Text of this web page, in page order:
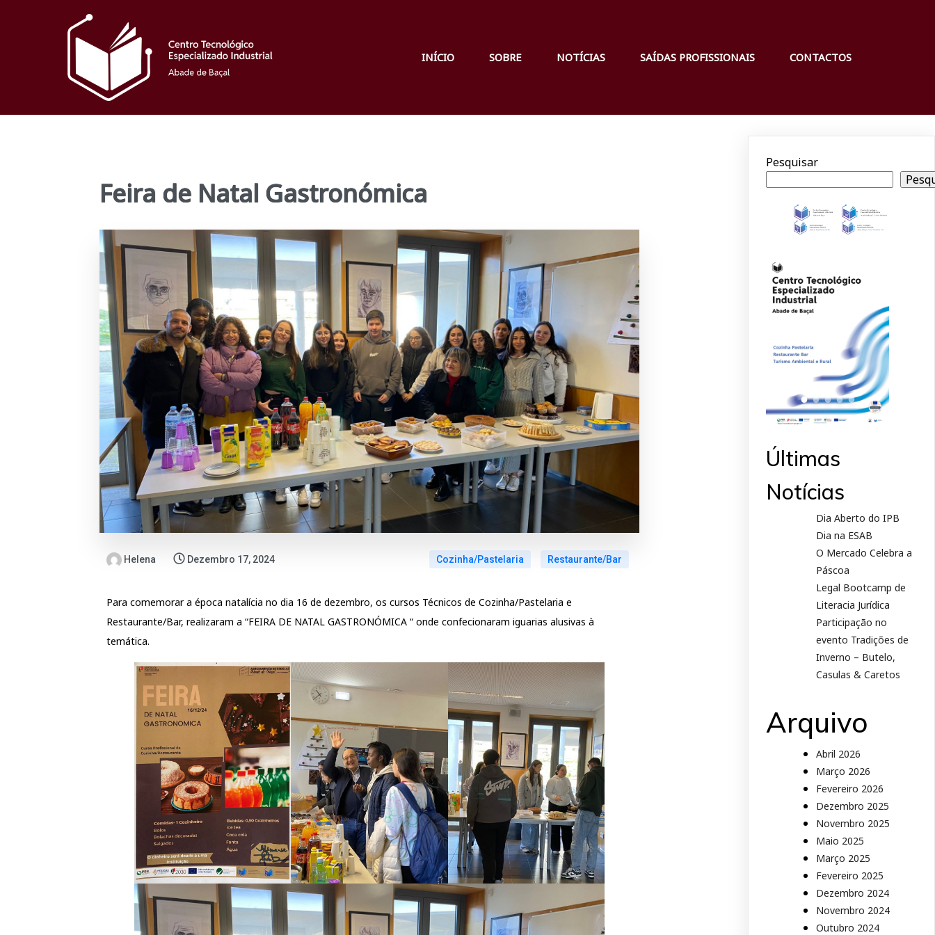
INÍCIO SOBRE NOTÍCIAS SAÍDAS PROFISSIONAIS CONTACTOS
Feira de Natal Gastronómica
Helena Dezembro 17, 2024 Cozinha/Pastelaria Restaurante/Bar
Para comemorar a época natalícia no dia 16 de dezembro, os cursos Técnicos de Cozinha/Pastelaria e
Restaurante/Bar, realizaram a “FEIRA DE NATAL GASTRONÓMICA “ onde confecionaram iguarias alusivas à
temática.
Pesquisar
Últimas
Notícias
Dia Aberto do IPB
Dia na ESAB
O Mercado Celebra a
Páscoa
Legal Bootcamp de
Literacia Jurídica
Participação no
evento Tradições de
Inverno – Butelo,
Casulas & Caretos
Arquivo
Abril 2026
Março 2026
Fevereiro 2026
Dezembro 2025
Novembro 2025
Maio 2025
Março 2025
Fevereiro 2025
Dezembro 2024
Novembro 2024
Outubro 2024